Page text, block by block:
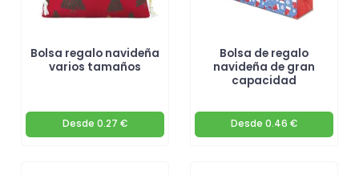
Bolsa regalo navideña
varios tamaños
Desde 0.27 €
Bolsa de regalo
navideña de gran
capacidad
Desde 0.46 €